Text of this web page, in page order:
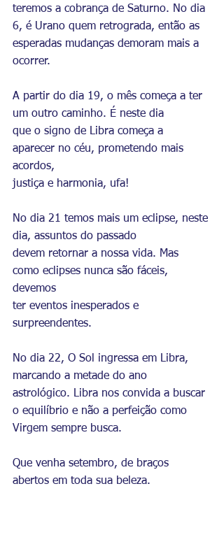
teremos a cobrança de Saturno. No dia
6, é Urano quem retrograda, então as
esperadas mudanças demoram mais a
ocorrer.
A partir do dia 19, o mês começa a ter
um outro caminho. É neste dia
que o signo de Libra começa a
aparecer no céu, prometendo mais
acordos,
justiça e harmonia, ufa!
No dia 21 temos mais um eclipse, neste
dia, assuntos do passado
devem retornar a nossa vida. Mas
como eclipses nunca são fáceis,
devemos
ter eventos inesperados e
surpreendentes.
No dia 22, O Sol ingressa em Libra,
marcando a metade do ano
astrológico. Libra nos convida a buscar
o equilíbrio e não a perfeição como
Virgem sempre busca.
Que venha setembro, de braços
abertos em toda sua beleza.